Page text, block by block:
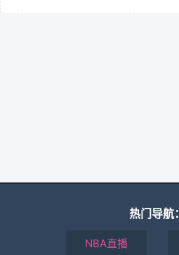
热门导航：
NBA直播